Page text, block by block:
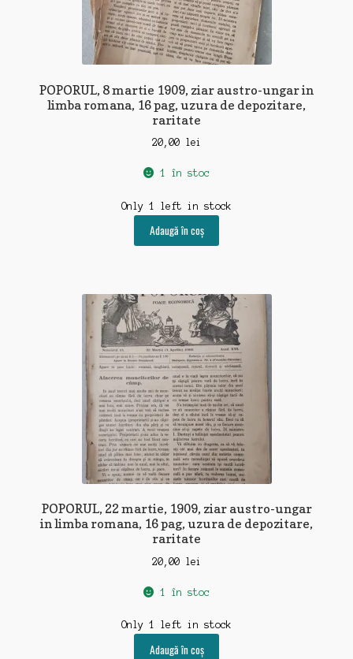
POPORUL, 8 martie 1909, ziar austro-ungar in
limba romana, 16 pag, uzura de depozitare,
raritate
20,00 lei
1 în stoc
Only 1 left in stock
Adaugă în coș
POPORUL, 22 martie, 1909, ziar austro-ungar
in limba romana, 16 pag, uzura de depozitare,
raritate
20,00 lei
1 în stoc
Only 1 left in stock
Adaugă în coș